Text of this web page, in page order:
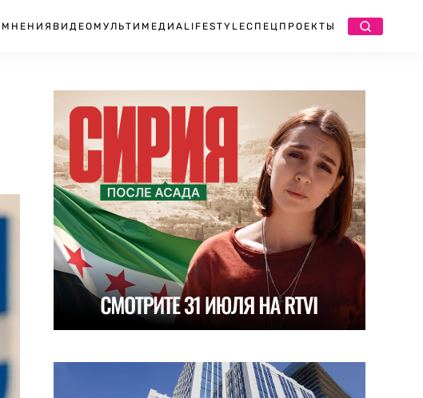
МНЕНИЯ ВИДЕО МУЛЬТИМЕДИА LIFESTYLEСПЕЦПРОЕКТЫ